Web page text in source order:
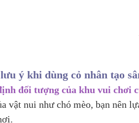
ý khi dùng cỏ nhân tạo
đối tượng của khu vui chơi
vật nui như chó mèo, bạn nên